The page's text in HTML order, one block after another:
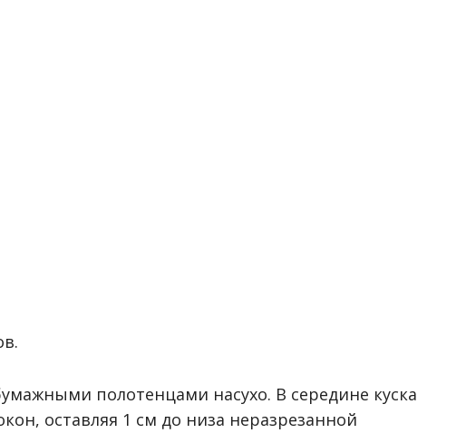
полотенцами насухо. В середине куска
оставляя 1 см до низа неразрезанной